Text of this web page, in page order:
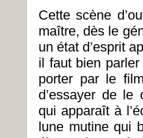
Cette scène
maître, dès le
un état d’esprit
il faut bien parler
porter par le
d’essayer de le
qui apparaît à
lune mutine qui